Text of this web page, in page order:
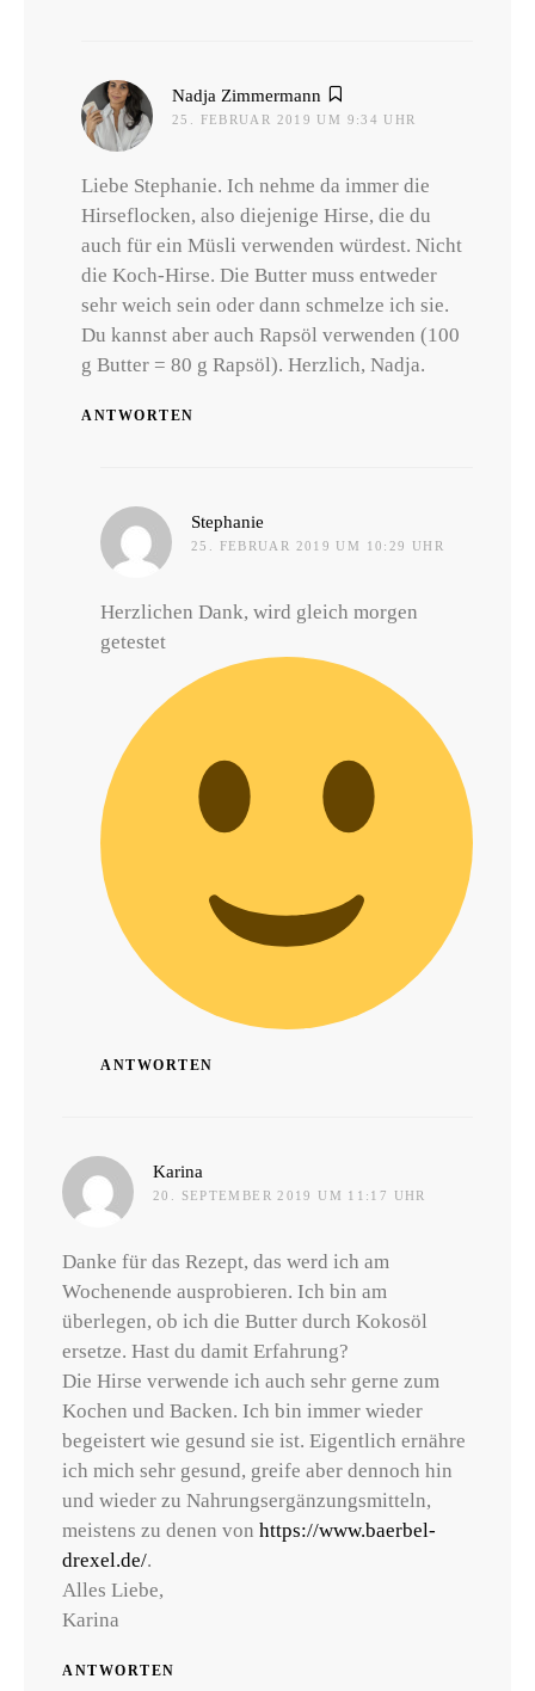
Nadja Zimmermann
25. FEBRUAR 2019 UM 9:34 UHR
Liebe Stephanie. Ich nehme da immer die
Hirseflocken, also diejenige Hirse, die du
auch für ein Müsli verwenden würdest. Nicht
die Koch-Hirse. Die Butter muss entweder
sehr weich sein oder dann schmelze ich sie.
Du kannst aber auch Rapsöl verwenden (100
g Butter = 80 g Rapsöl). Herzlich, Nadja.
ANTWORTEN
Stephanie
25. FEBRUAR 2019 UM 10:29 UHR
Herzlichen Dank, wird gleich morgen
getestet
ANTWORTEN
Karina
20. SEPTEMBER 2019 UM 11:17 UHR
Danke für das Rezept, das werd ich am
Wochenende ausprobieren. Ich bin am
überlegen, ob ich die Butter durch Kokosöl
ersetze. Hast du damit Erfahrung?
Die Hirse verwende ich auch sehr gerne zum
Kochen und Backen. Ich bin immer wieder
begeistert wie gesund sie ist. Eigentlich ernähre
ich mich sehr gesund, greife aber dennoch hin
und wieder zu Nahrungsergänzungsmitteln,
meistens zu denen von https://www.baerbel-
drexel.de/.
Alles Liebe,
Karina
ANTWORTEN